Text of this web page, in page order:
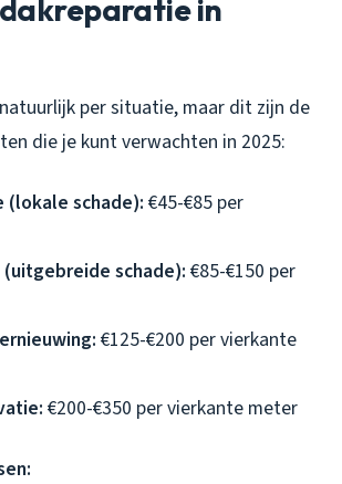
in
per situatie, maar dit zijn de
die je kunt verwachten in 2025:
(lokale schade): €45-€85 per
schade): €85-€150 per
€125-€200 per vierkante
€200-€350 per vierkante meter